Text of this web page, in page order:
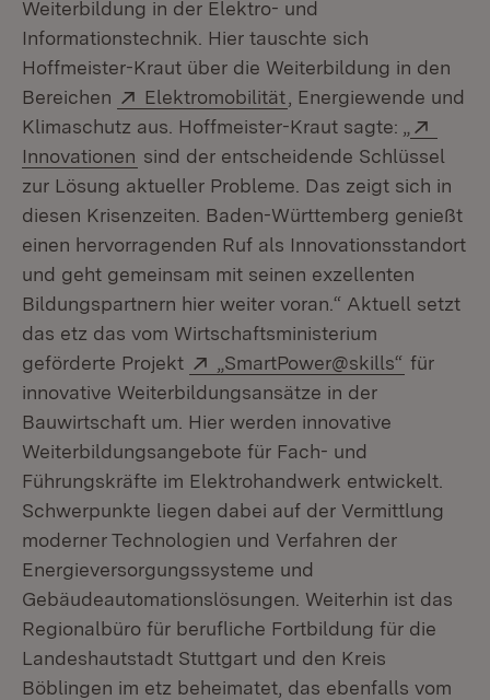
Weiterbildung in der Elektro- und
Informationstechnik. Hier tauschte sich
Hoffmeister-Kraut über die Weiterbildung in den
Bereichen
Extern:
Elektromobilität (Öffnet in neuem
, Energiewende und
Klimaschutz aus. Hoffmeister-Kraut sagte: „
Innovationen (Öffnet in neuem Fenster)
sind der entscheidende Schlüssel
zur Lösung aktueller Probleme. Das zeigt sich in
diesen Krisenzeiten. Baden-Württemberg genießt
einen hervorragenden Ruf als Innovationsstandort
und geht gemeinsam mit seinen exzellenten
Bildungspartnern hier weiter voran.“ Aktuell setzt
das etz das vom Wirtschaftsministerium
geförderte Projekt
Extern:
„SmartPower@skills“ (Öffnet
für
innovative Weiterbildungsansätze in der
Bauwirtschaft um. Hier werden innovative
Weiterbildungsangebote für Fach- und
Führungskräfte im Elektrohandwerk entwickelt.
Schwerpunkte liegen dabei auf der Vermittlung
moderner Technologien und Verfahren der
Energieversorgungssysteme und
Gebäudeautomationslösungen. Weiterhin ist das
Regionalbüro für berufliche Fortbildung für die
Landeshautstadt Stuttgart und den Kreis
Böblingen im etz beheimatet, das ebenfalls vom